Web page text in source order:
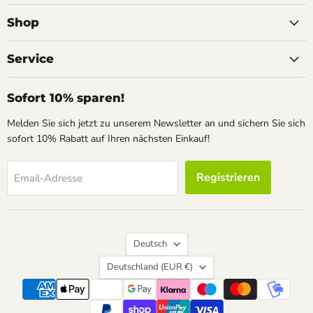
uns
auf
uns
uns
Shop
Service
Sofort 10% sparen!
Melden Sie sich jetzt zu unserem Newsletter an und sichern Sie sich
sofort 10% Rabatt auf Ihren nächsten Einkauf!
Email-Adresse Registrieren
Sprache
Deutsch
Land
Deutschland (EUR €)